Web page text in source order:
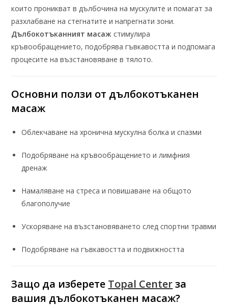
които проникват в дълбочина на мускулите и помагат за
разхлабване на стегнатите и напрегнати зони.
Дълбокотъканният масаж стимулира
кръвообращението, подобрява гъвкавостта и подпомага
процесите на възстановяване в тялото.
Основни ползи от дълбокотъканен
масаж
Облекчаване на хронична мускулна болка и спазми
Подобряване на кръвообращението и лимфния
дренаж
Намаляване на стреса и повишаване на общото
благополучие
Ускоряване на възстановяването след спортни травми
Подобряване на гъвкавостта и подвижността
Защо да изберете Topal Centerза
вашия дълбокотъканен масаж?